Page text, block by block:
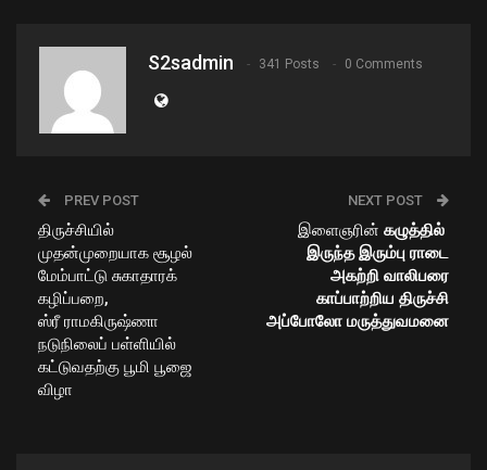
S2sadmin 341 Posts 0 Comments
PREV POST
திருச்சியில்
முதன்முறையாக சூழல்
மேம்பாட்டு சுகாதாரக்
கழிப்பறை,
ஸ்ரீ ராமகிருஷ்ணா
நடுநிலைப் பள்ளியில்
கட்டுவதற்கு பூமி பூஜை
விழா
NEXT POST
இளைஞரின் கழுத்தில்
இருந்த இரும்பு ராடை
அகற்றி வாலிபரை
காப்பாற்றிய திருச்சி
அப்போலோ மருத்துவமனை